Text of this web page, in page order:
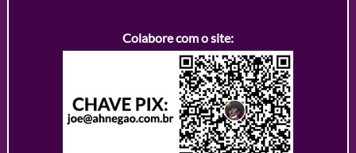
Colabore com o site: